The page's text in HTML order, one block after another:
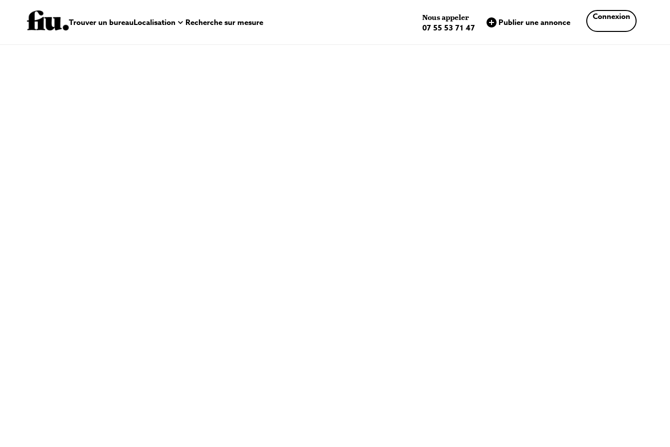
Trouver un bureauLocalisation Recherche sur mesure Nous appeler
07 55 53 71 47
Publier une annonce
Connexion